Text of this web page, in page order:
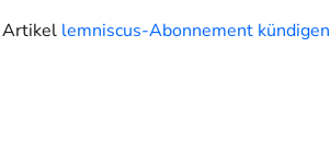
Artikel lemniscus-Abonnement kündigen